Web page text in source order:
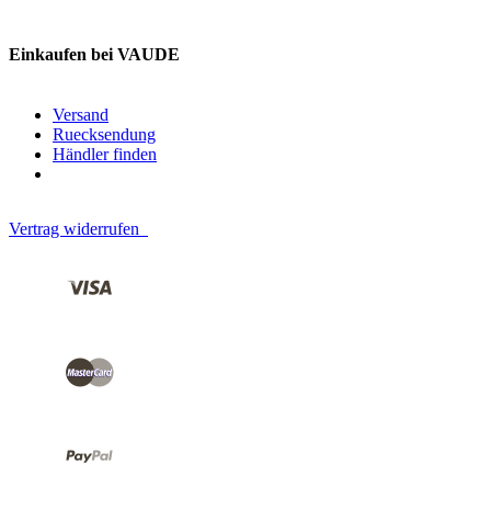
Einkaufen bei VAUDE
Versand
Ruecksendung
Händler finden
Vertrag widerrufen